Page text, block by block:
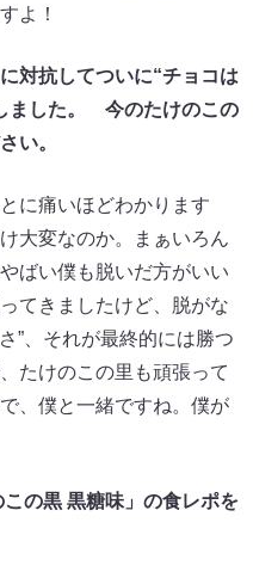
よ！
対抗してついに“チョコは
ました。 今のたけのこの
い。
に痛いほどわかります
大変なのか。まぁいろん
ばい僕も脱いだ方がいい
てきましたけど、脱がな
”、それが最終的には勝つ
たけのこの里も頑張って
、僕と一緒ですね。僕が
の黒 黒糖味」の食レポを